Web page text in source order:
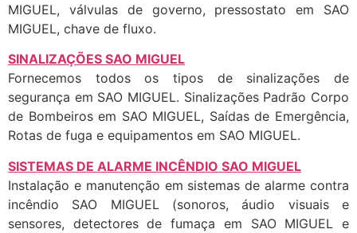
MIGUEL, válvulas de governo, pressostato em SAO
MIGUEL, chave de fluxo.
SINALIZAÇÕES SAO MIGUEL
Fornecemos todos os tipos de sinalizações de
segurança em SAO MIGUEL. Sinalizações Padrão Corpo
de Bombeiros em SAO MIGUEL, Saídas de Emergência,
Rotas de fuga e equipamentos em SAO MIGUEL.
SISTEMAS DE ALARME INCÊNDIO SAO MIGUEL
Instalação e manutenção em sistemas de alarme contra
incêndio SAO MIGUEL (sonoros, áudio visuais e
sensores, detectores de fumaça em SAO MIGUEL e